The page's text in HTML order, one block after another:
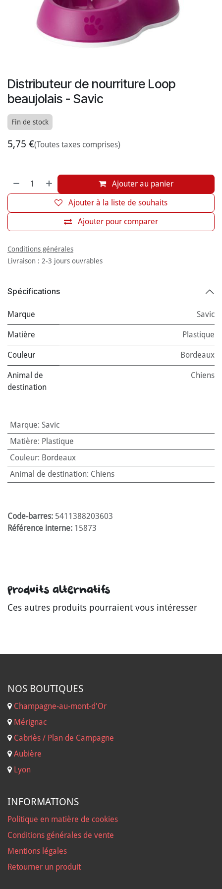
Distributeur de nourriture Loop
beaujolais - Savic
Fin de stock
5,75 €(Toutes taxes comprises)
Ajouter au panier
Ajouter pour comparer
Ajouter à la liste de souhaits
Conditions générales
Livraison : 2-3 jours ouvrables
Spécifications
Marque Savic
Matière Plastique
Couleur Bordeaux
Animal de
destination
Chiens
Marque: Savic
Matière: Plastique
Couleur: Bordeaux
Animal de destination: Chiens
Code-barres: 5411388203603
Référence interne: 15873
Produits alternatifs
Ces autres produits pourraient vous intéresser
NOS BOUTIQUES
Champagne-au-mont-d'Or
Mérignac
Cabriès / Plan de Campagne
Aubière
Lyon
INFORMATIONS
Politique en matière de cookies
Conditions générales de vente
Mentions légales
Retourner un produit